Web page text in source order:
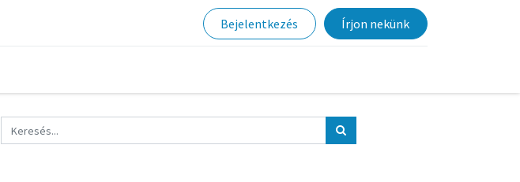
Bejelentkezés Írjon nekünk